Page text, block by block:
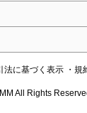
法に基づく表示 ・規
All Rights